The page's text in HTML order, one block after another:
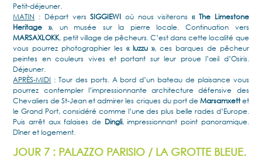
Petit-déjeuner.
MATIN : Départ versSIGGIEWI où nous visiterons« The Limestone
Heritage », un musée sur la pierre locale. Continuation vers
MARSAXLOKK, petit village de pêcheurs. C’est dans cette localité que
vous pourrez photographier les« luzzu », ces barques de pêcheur
peintes en couleurs vives et portant sur leur proue l’œil d’Osiris.
Déjeuner.
APRÈS-MIDI : Tour des ports. A bord d’un bateau de plaisance vous
pourrez contempler l’impressionnante architecture défensive des
Chevaliers de St-Jean et admirer les criques du port deMarsamxettet
le Grand Port, considéré comme l’une des plus belle rades d’Europe.
Puis arrêt aux falaises de Dingli, impressionnant point panoramique.
Dîner et logement.
JOUR 7 : PALAZZO PARISIO / LA GROTTE BLEUE.